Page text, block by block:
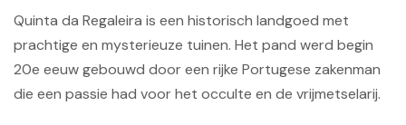
Quinta da Regaleira is een historisch landgoed met
prachtige en mysterieuze tuinen. Het pand werd begin
20e eeuw gebouwd door een rijke Portugese zakenman
die een passie had voor het occulte en de vrijmetselarij.